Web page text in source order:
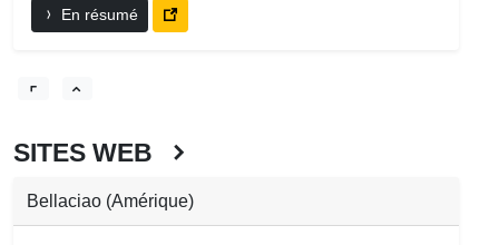
En résumé
SITES WEB
Bellaciao (Amérique)